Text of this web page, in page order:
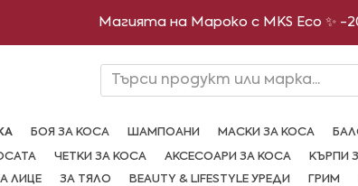
Магията на Мароко с MKS Eco ✨ -
Търси продукт или марка...
БОЯ ЗА КОСА ШАМПОАНИ МАСКИ ЗА КОСА
ЧЕТКИ ЗА КОСА АКСЕСОАРИ ЗА КОСА КЪРПИ
ЛИЦЕ ЗА ТЯЛО BEAUTY & LIFESTYLE УРЕДИ ГРИМ